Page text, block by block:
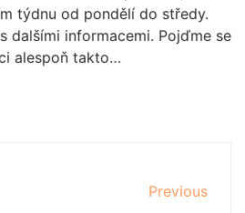
týdnu od pondělí do středy.
s dalšími informacemi. Pojďme se
alespoň takto…
Previous